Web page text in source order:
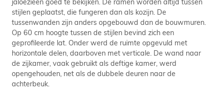
stijlen geplaatst, die fungeren dan als kozijn. De
tussenwanden zijn anders opgebouwd dan de bouwmuren.
Op 60 cm hoogte tussen de stijlen bevind zich een
geprofileerde lat. Onder werd de ruimte opgevuld met
horizontale delen, daarboven met verticale. De wand naar
de zijkamer, vaak gebruikt als deftige kamer, werd
opengehouden, net als de dubbele deuren naar de
achterbeuk.